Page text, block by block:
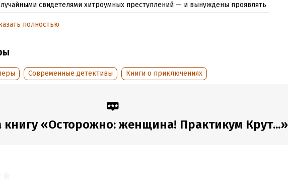
свидетелями хитроумных преступлений — и вынуждены проявлять
информация
335279
ISBN (EAN):9785005973207
полностью
Современные детективы Книги о приключениях
«Осторожно: женщина! Практикум Крут...»